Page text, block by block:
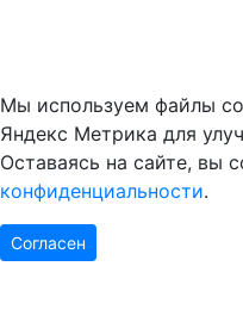
Мы используем файлы
Яндекс Метрика для
Оставаясь на сайте, вы
конфиденциальности.
Согласен